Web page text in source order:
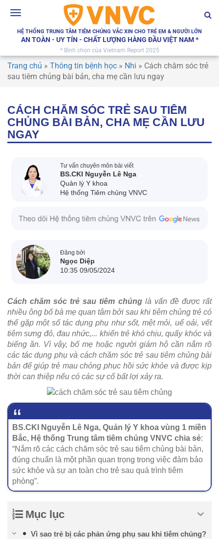
Toggle
HỆ THỐNG TRUNG TÂM TIÊM CHỦNG VẮC XIN CHO TRẺ EM & NGƯỜI LỚN
AN TOÀN - UY TÍN - CHẤT LƯỢNG HÀNG ĐẦU VIỆT NAM *
* Bình chọn của Vietnam Report 2025
Trang chủ » Thông tin bệnh học » Nhi » Cách chăm sóc trẻ
sau tiêm chủng bài bản, cha mẹ cần lưu ngay
CÁCH CHĂM SÓC TRẺ SAU TIÊM
CHỦNG BÀI BẢN, CHA MẸ CẦN LƯU
NGAY
Tư vấn chuyên môn bài viết
BS.CKI Nguyễn Lê Nga
Quản lý Y khoa
Hệ thống Tiêm chủng VNVC
Đăng bởi
Ngọc Diệp
10:35 09/05/2024
Cách chăm sóc trẻ sau tiêm chủnglà vấn đề được rất
nhiều ông bố bà mẹ quan tâm bởi sau khi tiêm chủng trẻ có
thể gặp một số tác dụng phụ như sốt, mệt mỏi, uể oải, vết
tiêm sưng đỏ, đau nhức,... khiến trẻ khó chịu, quấy khóc và
biếng ăn. Vì vậy, bố mẹ hoặc người giám hộ cần nắm rõ
các tác dụng phụ và cách chăm sóc trẻ sau tiêm chủng bài
bản để giúp trẻ mau chóng phục hồi sức khỏe và được kịp
thời can thiệp nếu có các sự cố bất lợi xảy ra.
BS.CKI Nguyễn Lê Nga, Quản lý Y khoa vùng 1 miền
Bắc, Hệ thống Trung tâm tiêm chủng VNVC chia sẻ:
“Nắm rõ các cách chăm sóc trẻ sau tiêm chủng bài bản,
đúng chuẩn là một phần quan trọng trong việc đảm bảo
sức khỏe và sự an toàn cho trẻ sau quá trình tiêm
phòng”.
Mục lục
Vì sao trẻ bị các phản ứng phụ sau khi tiêm chủng?